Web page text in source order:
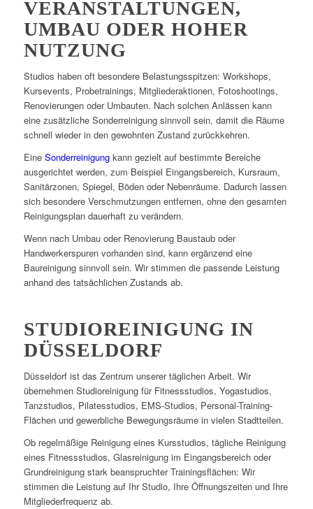
VERANSTALTUNGEN,
UMBAU ODER HOHER
NUTZUNG
Studios haben oft besondere Belastungsspitzen: Workshops,
Kursevents, Probetrainings, Mitgliederaktionen, Fotoshootings,
Renovierungen oder Umbauten. Nach solchen Anlässen kann
eine zusätzliche Sonderreinigung sinnvoll sein, damit die Räume
schnell wieder in den gewohnten Zustand zurückkehren.
Eine Sonderreinigungkann gezielt auf bestimmte Bereiche
ausgerichtet werden, zum Beispiel Eingangsbereich, Kursraum,
Sanitärzonen, Spiegel, Böden oder Nebenräume. Dadurch lassen
sich besondere Verschmutzungen entfernen, ohne den gesamten
Reinigungsplan dauerhaft zu verändern.
Wenn nach Umbau oder Renovierung Baustaub oder
Handwerkerspuren vorhanden sind, kann ergänzend eine
Baureinigung sinnvoll sein. Wir stimmen die passende Leistung
anhand des tatsächlichen Zustands ab.
STUDIOREINIGUNG IN
DÜSSELDORF
Düsseldorf ist das Zentrum unserer täglichen Arbeit. Wir
übernehmen Studioreinigung für Fitnessstudios, Yogastudios,
Tanzstudios, Pilatesstudios, EMS-Studios, Personal-Training-
Flächen und gewerbliche Bewegungsräume in vielen Stadtteilen.
Ob regelmäßige Reinigung eines Kursstudios, tägliche Reinigung
eines Fitnessstudios, Glasreinigung im Eingangsbereich oder
Grundreinigung stark beanspruchter Trainingsflächen: Wir
stimmen die Leistung auf Ihr Studio, Ihre Öffnungszeiten und Ihre
Mitgliederfrequenz ab.